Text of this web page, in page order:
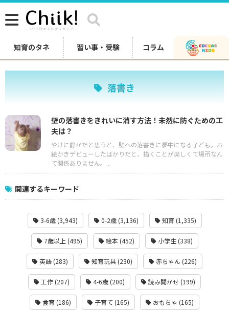
知育のタネ 習い事・受験 コラム
落書き
壁の落書きをきれいに消す方法！未然に防ぐための工
夫は？
やけに静かだと思うと、壁への落書きに夢中になる子ども。お
絵かきデビューしたばかりだと、描くことが楽しくて場所なん
て関係ありません。...
関連するキーワード
3-6歳 (3,943) 0-2歳 (3,136) 知育 (1,335)
7歳以上 (495) 絵本 (452) 小学生 (338)
英語 (283) 知育玩具 (230) 赤ちゃん (226)
工作 (207) 4-6歳 (200) 読み聞かせ (199)
食育 (186) 子育て (165) おもちゃ (165)